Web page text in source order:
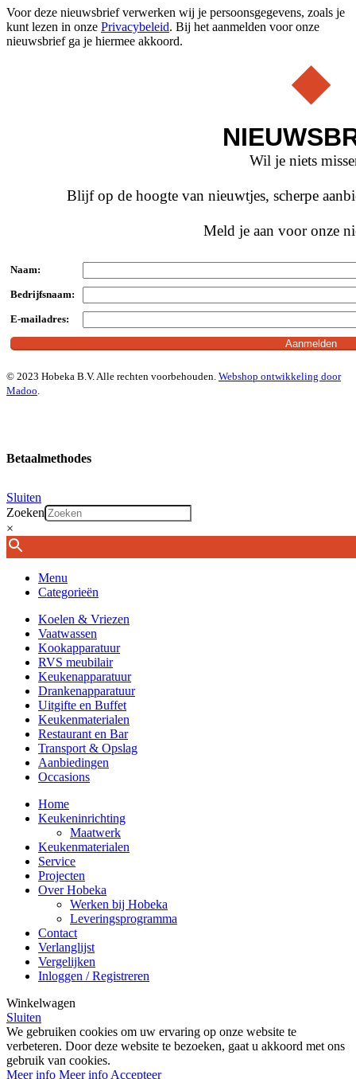
Voor deze nieuwsbrief verwerken wij je persoonsgegevens, zoals je
kunt lezen in onze Privacybeleid. Bij het aanmelden voor onze
nieuwsbrief ga je hiermee akkoord.
Wil je niets
Blijf op de hoogte van nieuwtjes, scherpe
Meld je aan voor onze
Naam:
Bedrijfsnaam:
E-mailadres:
© 2023 Hobeka B.V. Alle rechten voorbehouden. Webshop ontwikkeling door
Madoo.
Betaalmethodes
Sluiten
Zoeken
×
Menu
Categorieën
Koelen & Vriezen
Vaatwassen
Kookapparatuur
RVS meubilair
Keukenapparatuur
Drankenapparatuur
Uitgifte en Buffet
Keukenmaterialen
Restaurant en Bar
Transport & Opslag
Aanbiedingen
Occasions
Home
Keukeninrichting
Maatwerk
Keukenmaterialen
Service
Projecten
Over Hobeka
Werken bij Hobeka
Leveringsprogramma
Contact
Verlanglijst
Vergelijken
Inloggen / Registreren
Winkelwagen
Sluiten
We gebruiken cookies om uw ervaring op onze website te
verbeteren. Door deze website te bezoeken, gaat u akkoord met ons
gebruik van cookies.
Meer info Meer info Accepteer